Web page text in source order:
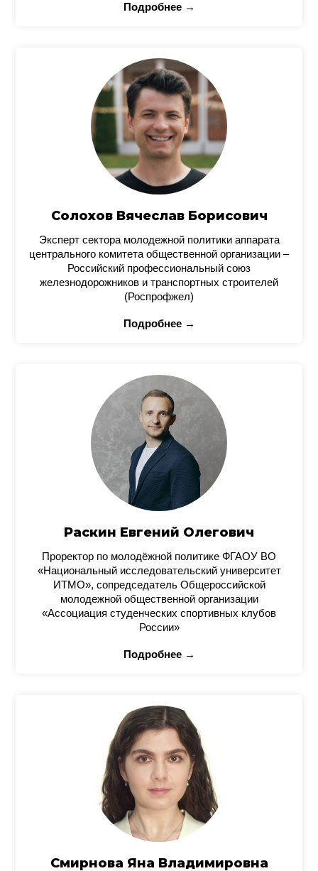
Подробнее →
Солохов Вячеслав Борисович
Эксперт сектора молодежной политики аппарата
центрального комитета общественной организации –
Российский профессиональный союз
железнодорожников и транспортных строителей
(Роспрофжел)
Подробнее →
Раскин Евгений Олегович
Проректор по молодёжной политике ФГАОУ ВО
«Национальный исследовательский университет
ИТМО», сопредседатель Общероссийской
молодежной общественной организации
«Ассоциация студенческих спортивных клубов
России»
Подробнее →
Смирнова Яна Владимировна